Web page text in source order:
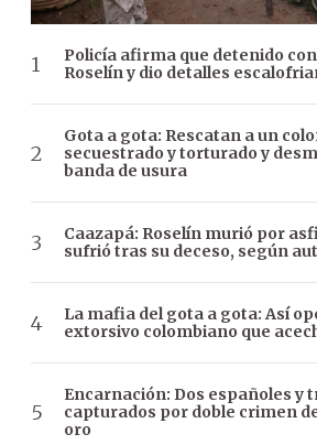
Policía afirma que detenido
Roselín y dio detalles
Gota a gota: Rescatan a un
secuestrado y torturado y
banda de usura
Caazapá: Roselín murió por
sufrió tras su deceso, según
La mafia del gota a gota: Así
extorsivo colombiano que
Encarnación: Dos españoles y
capturados por doble crimen
oro